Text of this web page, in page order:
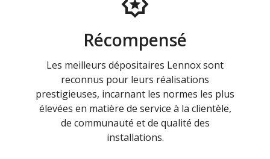
Récompensé
Les meilleurs dépositaires Lennox sont
reconnus pour leurs réalisations
prestigieuses, incarnant les normes les plus
élevées en matière de service à la clientèle,
de communauté et de qualité des
installations.